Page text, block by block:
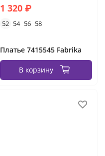
1 320 ₽
52 54 56 58
Платье 7415545 Fabrika
В корзину